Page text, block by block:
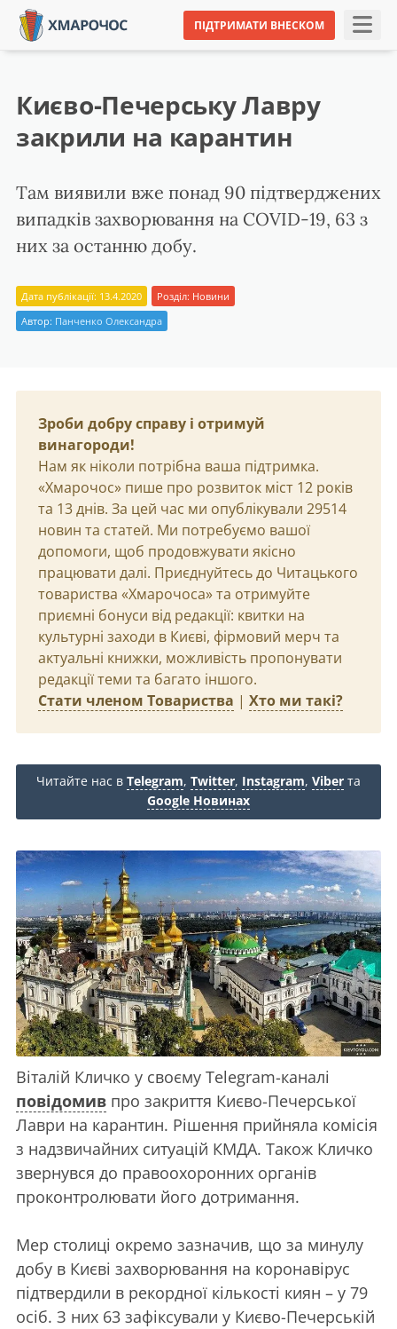
ПІДТРИМАТИ ВНЕСКОМ
Києво-Печерську Лавру
закрили на карантин
Там виявили вже понад 90 підтверджених
випадків захворювання на COVID-19, 63 з
них за останню добу.
Дата публікації: 13.4.2020 Розділ: Новини
Автор: Панченко Олександра
Зроби добру справу і отримуй
винагороди!
Нам як ніколи потрібна ваша підтримка.
«Хмарочос» пише про розвиток міст 12 років
та 13 днів. За цей час ми опублікували 29514
новин та статей. Ми потребуємо вашої
допомоги, щоб продовжувати якісно
працювати далі. Приєднуйтесь до Читацького
товариства «Хмарочоса» та отримуйте
приємні бонуси від редакції: квитки на
культурні заходи в Києві, фірмовий мерч та
актуальні книжки, можливість пропонувати
редакції теми та багато іншого.
Стати членом Товариства | Хто ми такі?
Читайте нас в Telegram, Twitter, Instagram, Viber та
Google Новинах
Віталій Кличко у своєму Telegram-каналі
повідомив про закриття Києво-Печерської
Лаври на карантин. Рішення прийняла комісія
з надзвичайних ситуацій КМДА. Також Кличко
звернувся до правоохоронних органів
проконтролювати його дотримання.
Мер столиці окремо зазначив, що за минулу
добу в Києві захворювання на коронавірус
підтвердили в рекордної кількості киян – у 79
осіб. З них 63 зафіксували у Києво-Печерській